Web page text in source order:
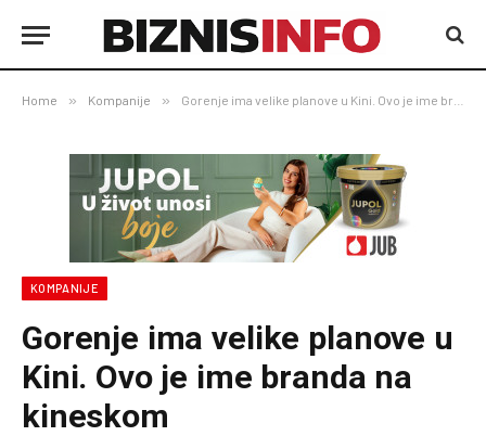
Home » Kompanije » Gorenje ima velike planove u Kini. Ovo je ime branda na kineskom
KOMPANIJE
Gorenje ima velike planove u
Kini. Ovo je ime branda na
kineskom